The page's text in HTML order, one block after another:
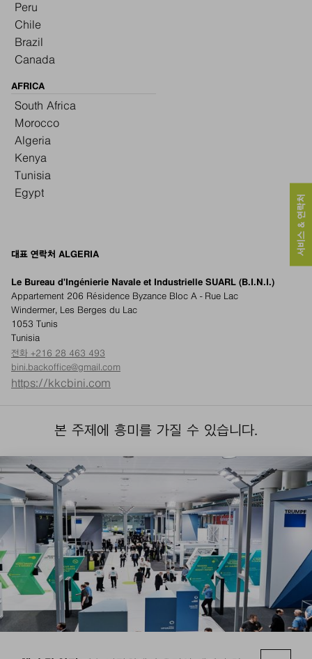
Peru
Chile
Brazil
Canada
AFRICA
South Africa
Morocco
Algeria
Kenya
Tunisia
Egypt
대표 연락처 ALGERIA
Le Bureau d'Ingénierie Navale et Industrielle SUARL (B.I.N.I.)
Appartement 206 Résidence Byzance Bloc A - Rue Lac
Windermer, Les Berges du Lac
1053 Tunis
Tunisia
전화 +216 28 463 493
bini.backoffice@gmail.com
https://kkcbini.com
본 주제에 흥미를 가질 수 있습니다.
서비스 & 연락처